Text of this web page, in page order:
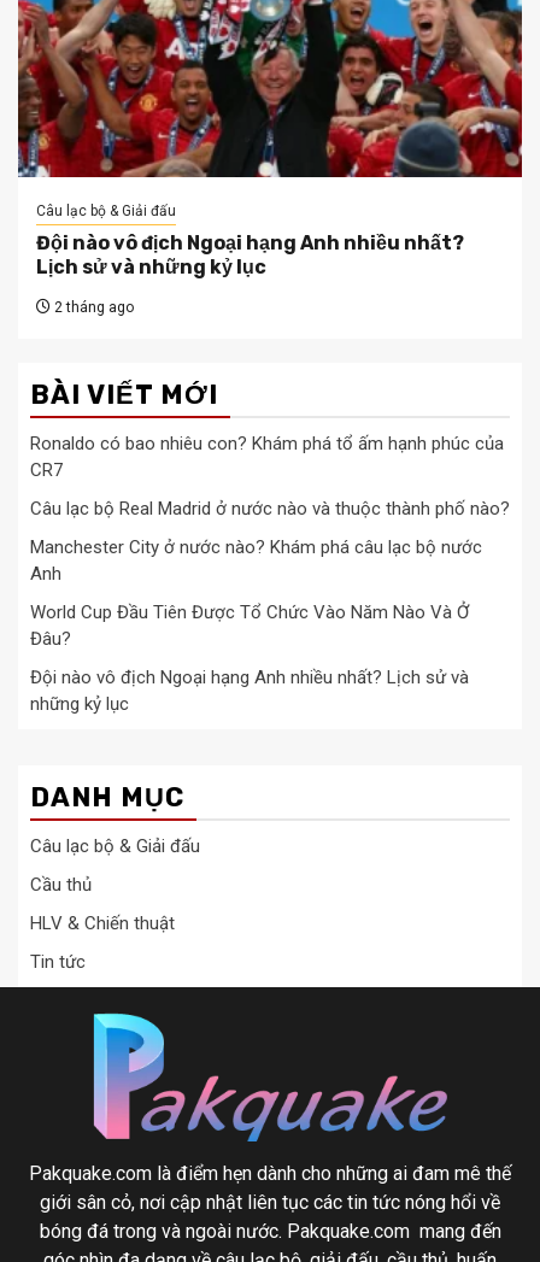
Câu lạc bộ & Giải đấu
Đội nào vô địch Ngoại hạng Anh nhiều nhất?
Lịch sử và những kỷ lục
2 tháng ago
BÀI VIẾT MỚI
Ronaldo có bao nhiêu con? Khám phá tổ ấm hạnh phúc của
CR7
Câu lạc bộ Real Madrid ở nước nào và thuộc thành phố nào?
Manchester City ở nước nào? Khám phá câu lạc bộ nước
Anh
World Cup Đầu Tiên Được Tổ Chức Vào Năm Nào Và Ở
Đâu?
Đội nào vô địch Ngoại hạng Anh nhiều nhất? Lịch sử và
những kỷ lục
DANH MỤC
Câu lạc bộ & Giải đấu
Cầu thủ
HLV & Chiến thuật
Tin tức
Pakquake.com là điểm hẹn dành cho những ai đam mê thế
giới sân cỏ, nơi cập nhật liên tục các tin tức nóng hổi về
bóng đá trong và ngoài nước. Pakquake.com mang đến